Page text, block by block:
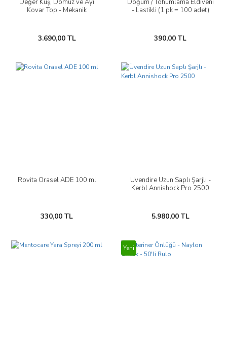
Değer Kuş, Domuz ve Ayı
Kovar Top - Mekanik
3.690,00 TL
Doğum / Tohumlama Eldiveni
- Lastikli (1 pk = 100 adet)
390,00 TL
Rovita Orasel ADE 100 ml
330,00 TL
Üvendire Uzun Saplı Şarjlı -
Kerbl Annishock Pro 2500
5.980,00 TL
Yeni